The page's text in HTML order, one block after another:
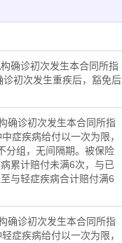
确诊初次发生本合同所指
初次发生重疾后，豁免后
确诊初次发生本合同所指
症疾病给付以一次为限，
分组，无间隔期。被保险
累计赔付未满6次，与已
与轻症疾病合计赔付满6
确诊初次发生本合同所指
症疾病给付以一次为限，